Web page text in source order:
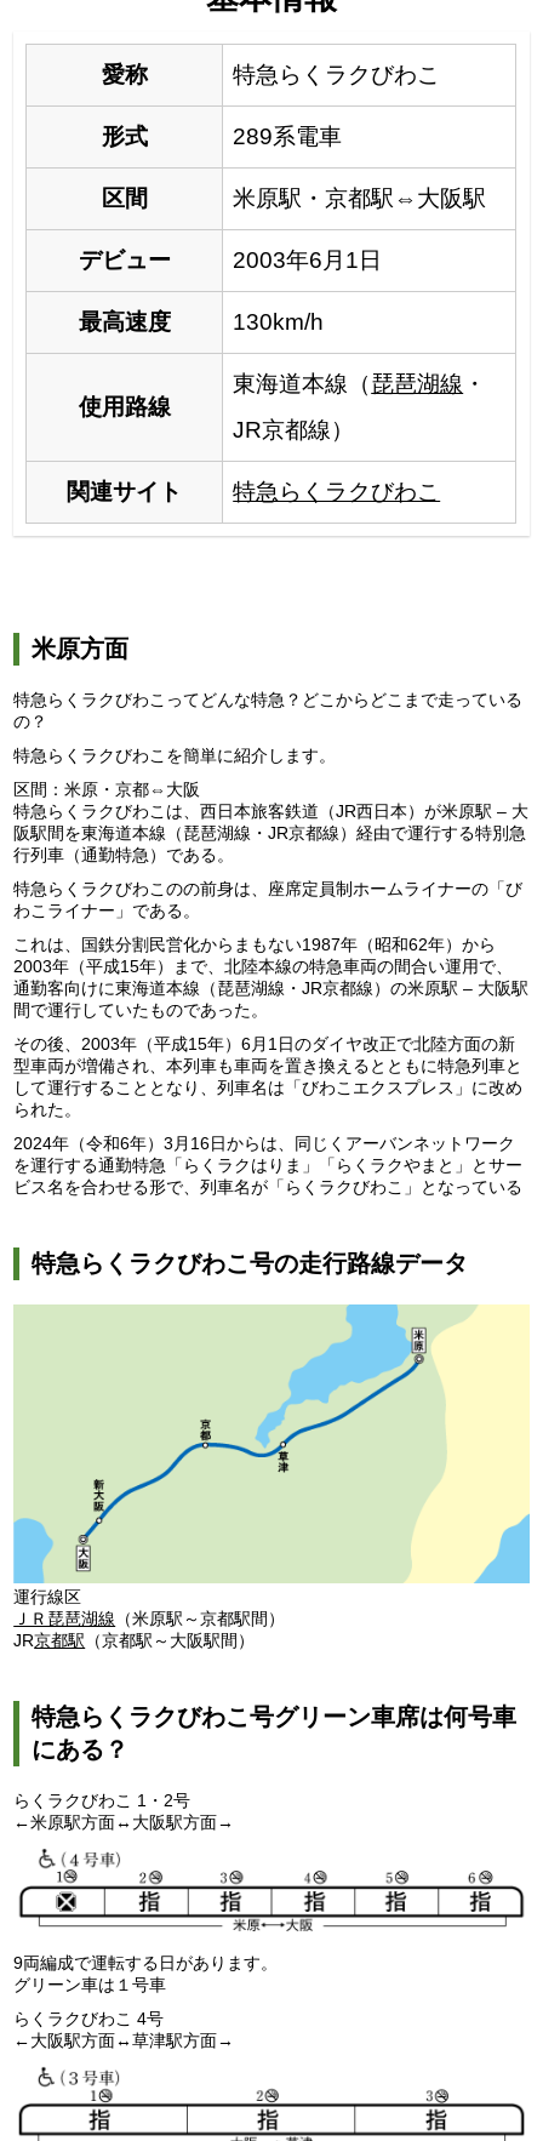
愛称 特急らくラクびわこ
形式 289系電車
区間 米原駅・京都駅⇔大阪駅
デビュー 2003年6月1日
最高速度 130km/h
使用路線
東海道本線（琵琶湖線 ・
JR京都線）
関連サイト 特急らくラクびわこ
米原方面
特急らくラクびわこってどんな特急？どこからどこまで走っている
の？
特急らくラクびわこを簡単に紹介します。
区間：米原・京都⇔大阪
特急らくラクびわこは、西日本旅客鉄道（JR西日本）が米原駅 – 大
阪駅間を東海道本線（琵琶湖線・JR京都線）経由で運行する特別急
行列車（通勤特急）である。
特急らくラクびわこのの前身は、座席定員制ホームライナーの「び
わこライナー」である。
これは、国鉄分割民営化からまもない1987年（昭和62年）から
2003年（平成15年）まで、北陸本線の特急車両の間合い運用で、
通勤客向けに東海道本線（琵琶湖線・JR京都線）の米原駅 – 大阪駅
間で運行していたものであった。
その後、2003年（平成15年）6月1日のダイヤ改正で北陸方面の新
型車両が増備され、本列車も車両を置き換えるとともに特急列車と
して運行することとなり、列車名は「びわこエクスプレス」に改め
られた。
2024年（令和6年）3月16日からは、同じくアーバンネットワーク
を運行する通勤特急「らくラクはりま」「らくラクやまと」とサー
ビス名を合わせる形で、列車名が「らくラクびわこ」となっている
特急らくラクびわこ号の走行路線データ
運行線区
ＪＲ琵琶湖線 （米原駅～京都駅間）
JR京都駅 （京都駅～大阪駅間）
特急らくラクびわこ号グリーン車席は何号車
にある？
らくラクびわこ 1・2号
←米原駅方面↔大阪駅方面→
9両編成で運転する日があります。
グリーン車は１号車
らくラクびわこ 4号
←大阪駅方面↔草津駅方面→